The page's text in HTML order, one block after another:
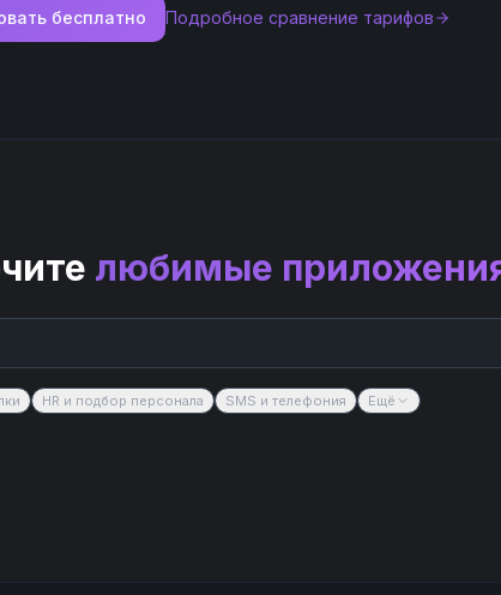
бесплатно Подробное сравнение тарифов
любимые
HR и подбор персонала SMS и телефония Ещё